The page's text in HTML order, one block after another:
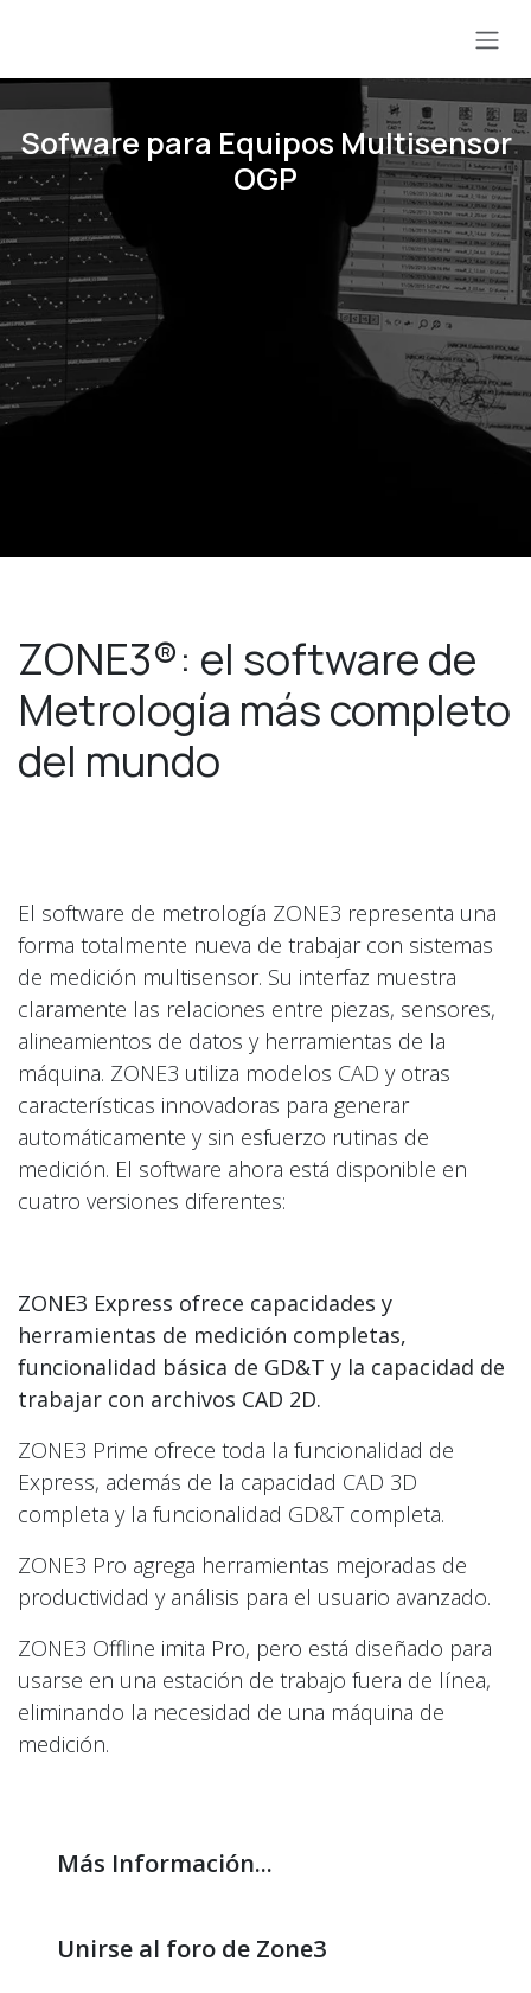
Sofware para Equipos Multisensor
OGP
ZONE3®: el software de
Metrología más completo
del mundo
El software de metrología ZONE3 representa una
forma totalmente nueva de trabajar con sistemas
de medición multisensor. Su interfaz muestra
claramente las relaciones entre piezas, sensores,
alineamientos de datos y herramientas de la
máquina. ZONE3 utiliza modelos CAD y otras
características innovadoras para generar
automáticamente y sin esfuerzo rutinas de
medición. El software ahora está disponible en
cuatro versiones diferentes:
ZONE3 Express ofrece capacidades y
herramientas de medición completas,
funcionalidad básica de GD&T y la capacidad de
trabajar con archivos CAD 2D.
ZONE3 Prime ofrece toda la funcionalidad de
Express, además de la capacidad CAD 3D
completa y la funcionalidad GD&T completa.
ZONE3 Pro agrega herramientas mejoradas de
productividad y análisis para el usuario avanzado.
ZONE3 Offline imita Pro, pero está diseñado para
usarse en una estación de trabajo fuera de línea,
eliminando la necesidad de una máquina de
medición.
Más Información...
Unirse al foro de Zone3